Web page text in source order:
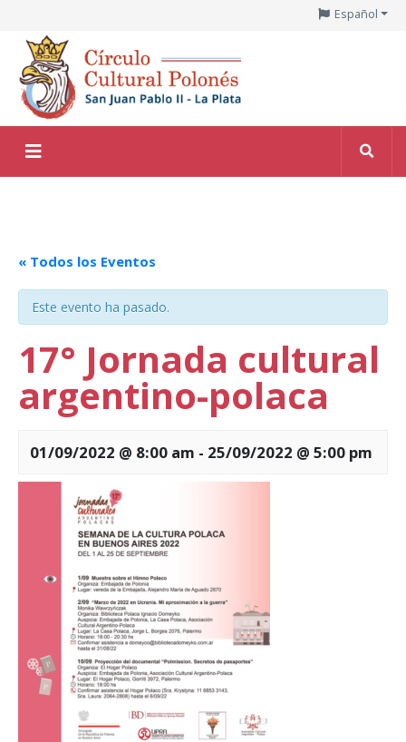
Español
« Todos los Eventos
Este evento ha pasado.
17° Jornada cultural
argentino-polaca
01/09/2022 @ 8:00 am - 25/09/2022 @ 5:00 pm